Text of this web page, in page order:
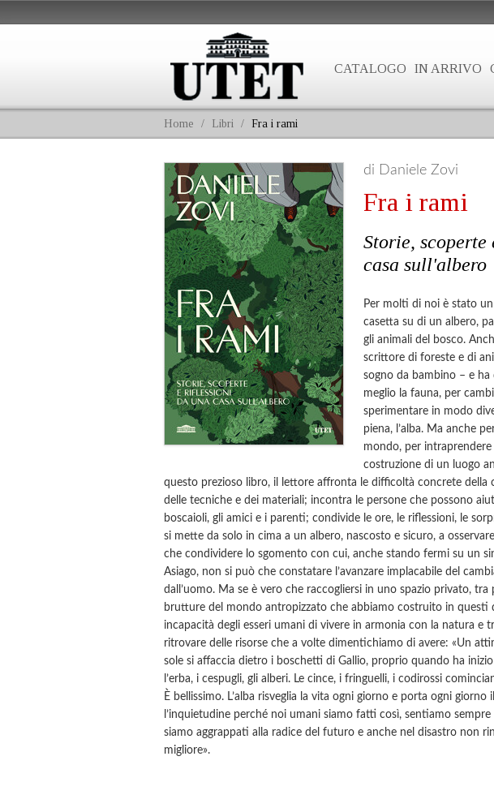
CATALOGO IN ARRIVO
Home / Libri / Fra i rami
di Daniele Zovi
Fra i rami
Storie,
casa sull'albero
Per molti di noi è stato
casetta su di un albero,
gli animali del bosco.
scrittore di foreste e di
sogno da bambino – e ha
meglio la fauna, per
sperimentare in modo
piena, l’alba. Ma anche
mondo, per intraprendere
costruzione di un luogo
questo prezioso libro, il lettore affronta le difficoltà concrete della
delle tecniche e dei materiali; incontra le persone che possono
boscaioli, gli amici e i parenti; condivide le ore, le riflessioni, le
si mette da solo in cima a un albero, nascosto e sicuro, a
che condividere lo sgomento con cui, anche stando fermi su un
Asiago, non si può che constatare l’avanzare implacabile del
dall’uomo. Ma se è vero che raccogliersi in uno spazio privato,
brutture del mondo antropizzato che abbiamo costruito in questi
incapacità degli esseri umani di vivere in armonia con la natura e
ritrovare delle risorse che a volte dimentichiamo di avere: «Un
sole si affaccia dietro i boschetti di Gallio, proprio quando ha
l’erba, i cespugli, gli alberi. Le cince, i fringuelli, i codirossi
È bellissimo. L’alba risveglia la vita ogni giorno e porta ogni giorno
l’inquietudine perché noi umani siamo fatti così, sentiamo
siamo aggrappati alla radice del futuro e anche nel disastro non
migliore».